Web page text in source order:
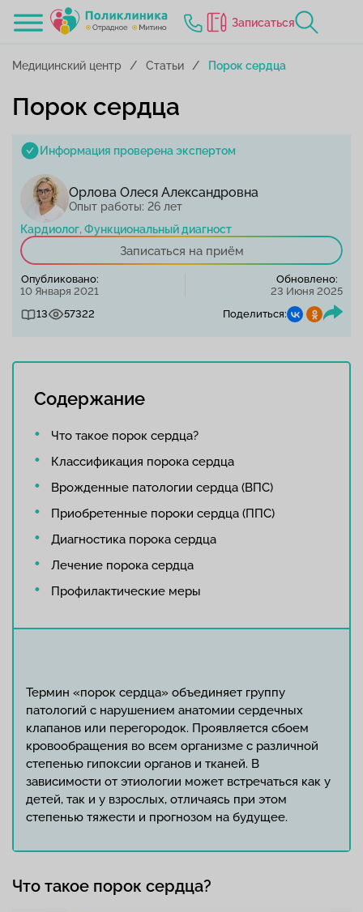
Записаться
Медицинский центр Статьи Порок сердца
Порок сердца
Информация проверена экспертом
Орлова Олеся Александровна
Опыт работы: 26 лет
Кардиолог, Функциональный диагност
Записаться на приём
Опубликовано:
10 Января 2021
Обновлено:
23 Июня 2025
13
57322 Поделиться:
Содержание
Что такое порок сердца?
Классификация порока сердца
Врожденные патологии сердца (ВПС)
Приобретенные пороки сердца (ППС)
Диагностика порока сердца
Лечение порока сердца
Профилактические меры
Термин «порок сердца» объединяет группу
патологий с нарушением анатомии сердечных
клапанов или перегородок. Проявляется сбоем
кровообращения во всем организме с различной
степенью гипоксии органов и тканей. В
зависимости от этиологии может встречаться как у
детей, так и у взрослых, отличаясь при этом
степенью тяжести и прогнозом на будущее.
Что такое порок сердца?